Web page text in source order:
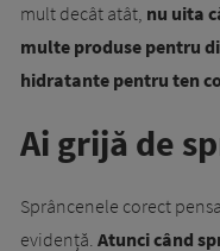
mult decât atât, nu uita
multe produse pentru
hidratante pentru ten
Ai grijă de
Sprâncenele corect
evidență. Atunci când